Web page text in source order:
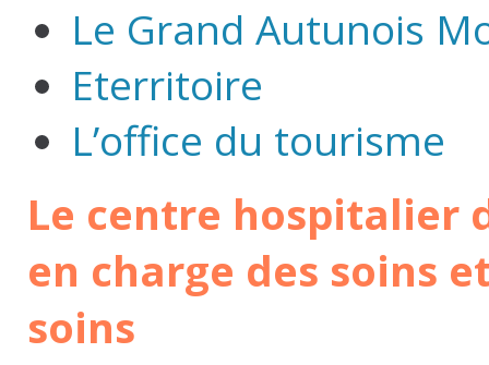
Le Grand Autunois
Eterritoire
L’office du tourisme
Le centre hospitalier
en charge des soins
soins